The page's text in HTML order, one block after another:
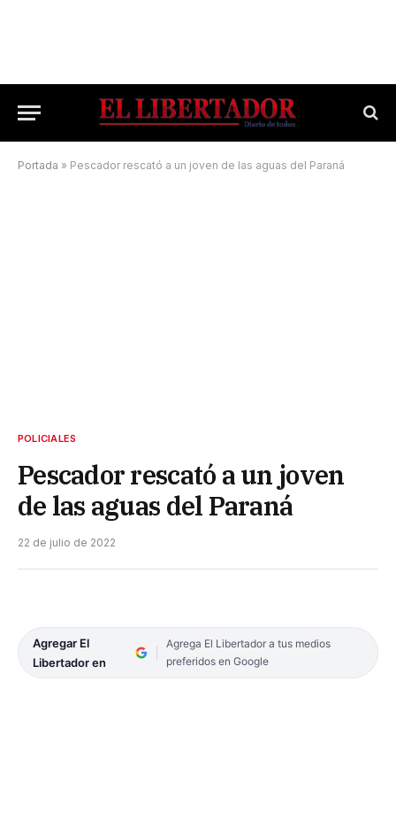
Portada » Pescador rescató a un joven de las aguas del Paraná
POLICIALES
Pescador rescató a un joven
de las aguas del Paraná
22 de julio de 2022
Agregar El
Libertador en
Agrega El Libertador a tus medios
preferidos en Google